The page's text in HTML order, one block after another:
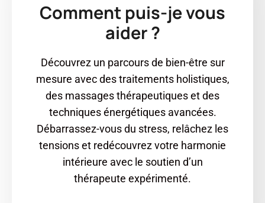
Comment puis-je vous
aider ?
Découvrez un parcours de bien-être sur
mesure avec des traitements holistiques,
des massages thérapeutiques et des
techniques énergétiques avancées.
Débarrassez-vous du stress, relâchez les
tensions et redécouvrez votre harmonie
intérieure avec le soutien d’un
thérapeute expérimenté.